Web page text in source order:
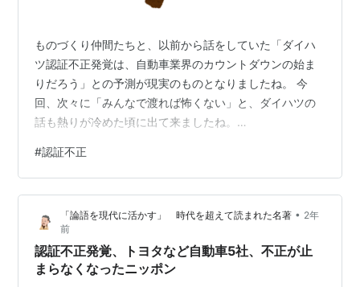
ものづくり仲間たちと、以前から話をしていた「ダイハ
ツ認証不正発覚は、自動車業界のカウントダウンの始ま
りだろう」との予測が現実のものとなりましたね。 今
回、次々に「みんなで渡れば怖くない」と、ダイハツの
話も熱りが冷めた頃に出て来ましたね。
長辞任、自工会会長辞任も、これらの膿を出すのが目的
だったようにも思えなくもないですが、日野もダイハツ
もトヨタ傘下と考えると、尖兵だったのかも知れません
ね。 社会的波及を勘案する施策であった可能性も皆無で
は無いでしょう。 さて、これらの数々の不正問題。自動
車企業特有のものなのでしょうか？ 私の答えは…
#認証不正
「論語を現代に活かす」 時代を超えて読まれた名著 • 2年
前
認証不正発覚、トヨタなど自動車5社、不正が止
まらなくなったニッポン